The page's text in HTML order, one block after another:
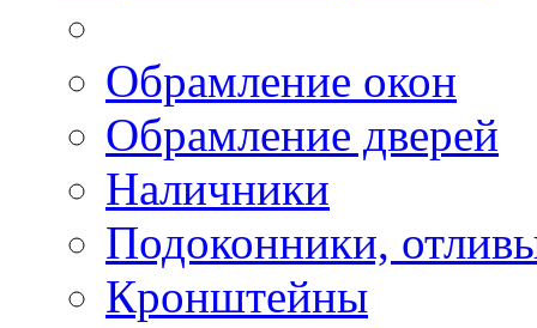
Обрамление окон
Обрамление дверей
Наличники
Подоконники,
Кронштейны